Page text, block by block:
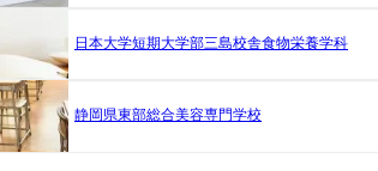
日本大学短期大学部三島校舎食物栄養学科
静岡県東部総合美容専門学校